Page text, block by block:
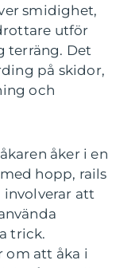
smidighet,
utför
terräng. Det
på skidor,
och
åker i en
hopp, rails
involverar att
trick.
om att åka i